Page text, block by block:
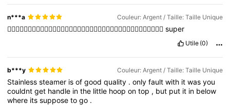
n***a Couleur: Argent / Taille: Taille Unique
👍🏻👍🏻👍🏻👍🏻👍🏻👍🏻👍🏻👍🏻👍🏻👍🏻👍🏻👍🏻👍🏻👍🏻👍🏻👍🏻👍🏻👍🏻👍🏻super
Utile (0)
b***y Couleur: Argent / Taille: Taille Unique
Stainlesssteamer isofgoodquality .onlyfaultwith itwasyou
couldntget handle inthe little hoopontop , but put it in below
where itssupposetogo .